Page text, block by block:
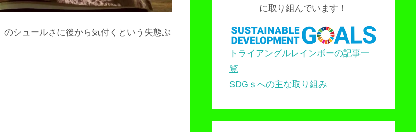
のシュールさに後から気付くという失態ぶ
に取り組んでいます！
トライアングルレインボーの記事一
覧
SDGｓへの主な取り組み